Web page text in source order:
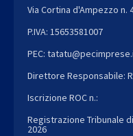
Via Cortina d'Ampezzo n.
P.IVA: 15653581007
PEC:
Direttore Responsabile:
Iscrizione ROC n.:
Registrazione Tribunale
2026